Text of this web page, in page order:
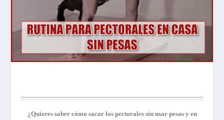
¿Quieres saber cómo sacar los pectorales sin usar pesas y en